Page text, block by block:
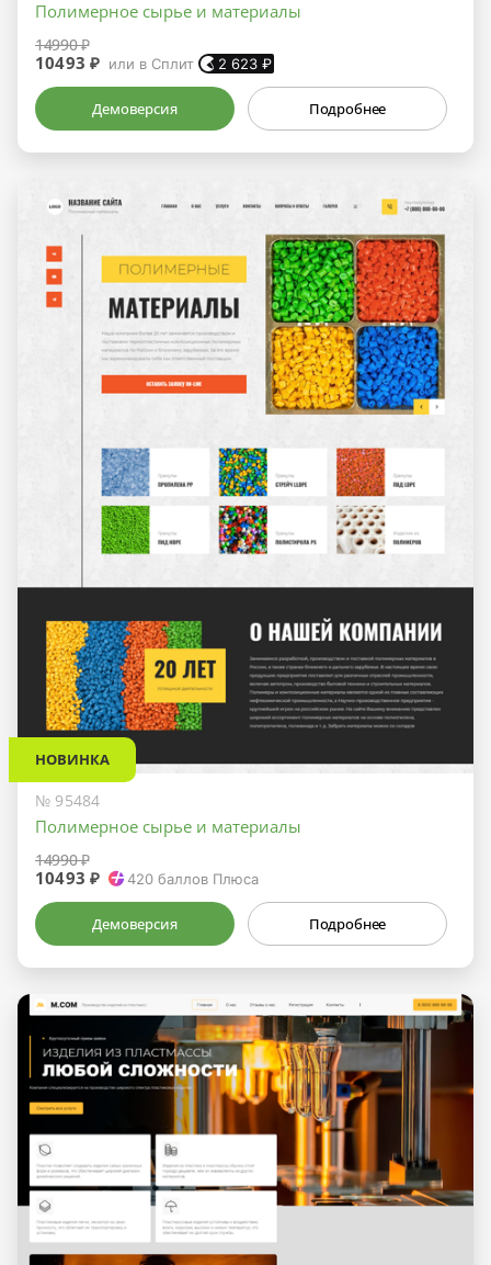
Полимерное сырье и материалы
14990 ₽
10493 ₽ или в Сплит 2 623 ₽
Демоверсия Подробнее
НОВИНКА
№ 95484
Полимерное сырье и материалы
14990 ₽
10493 ₽ 420 баллов Плюса
Демоверсия Подробнее